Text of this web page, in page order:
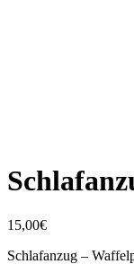
15,00€
Schlafanzug –